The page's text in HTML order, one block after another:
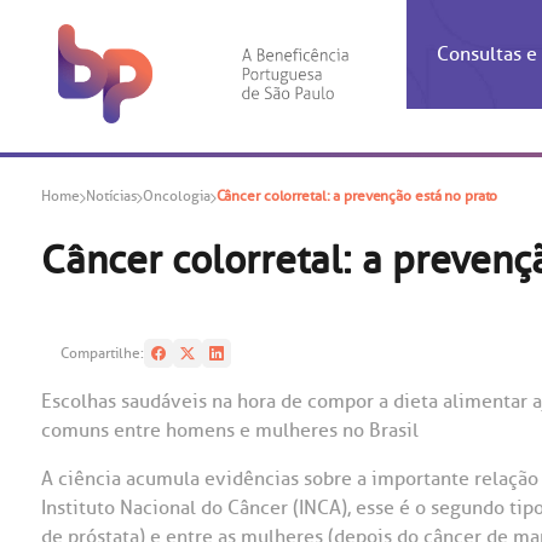
Consultas
Check-
Doação
Ética e
Outras
Home Notícias Oncologia Câncer colorretal: a prevenção está no prato
Câncer colorretal: a
Compartilhe:
Escolhas saudáveis na hora de compor a dieta
comuns entre homens e mulheres no Brasil
A ciência acumula evidências sobre a importante
Instituto Nacional do Câncer (INCA), esse é o segundo
de próstata) e entre as mulheres (depois do câncer de